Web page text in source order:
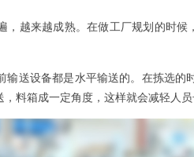
越来越成熟。在做工厂规划的时
送设备都是水平输送的。在拣选
料箱成一定角度，这样就会减轻人员